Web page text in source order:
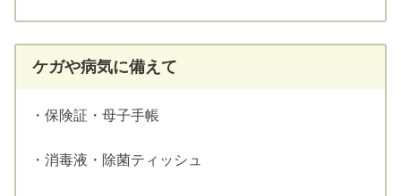
ケガや病気に備えて
・保険証・母子手帳
・消毒液・除菌ティッシュ